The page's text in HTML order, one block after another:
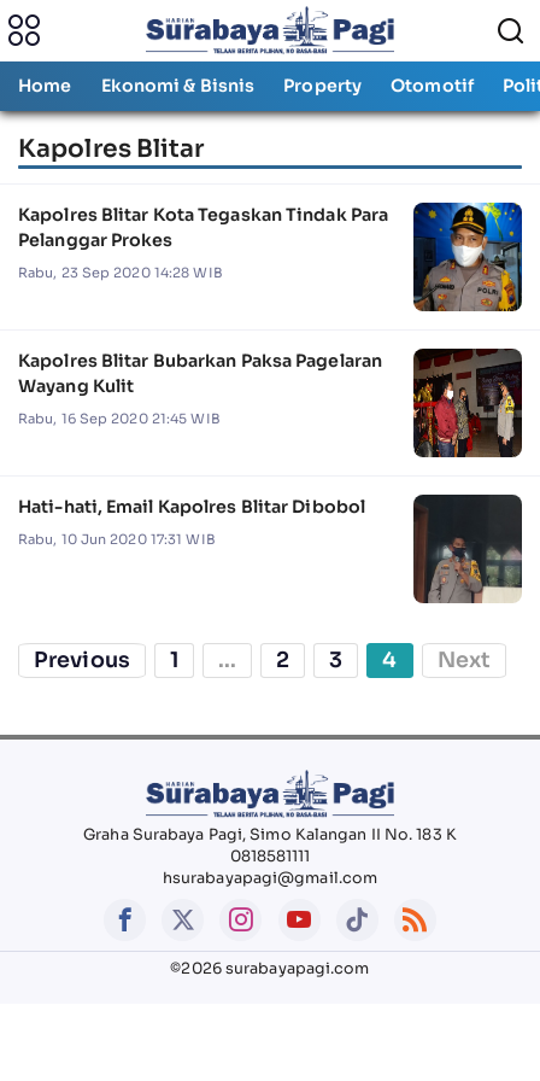
Home Ekonomi & Bisnis Property Otomotif
Kapolres Blitar
Kapolres Blitar Kota Tegaskan Tindak Para
Pelanggar Prokes
Rabu, 23 Sep 2020 14:28 WIB
Kapolres Blitar Bubarkan Paksa Pagelaran
Wayang Kulit
Rabu, 16 Sep 2020 21:45 WIB
Hati-hati, Email Kapolres Blitar Dibobol
Rabu, 10 Jun 2020 17:31 WIB
Previous 1 ... 2 3 4 Next
Graha Surabaya Pagi, Simo Kalangan II No. 183 K
0818581111
hsurabayapagi@gmail.com
©2026 surabayapagi.com